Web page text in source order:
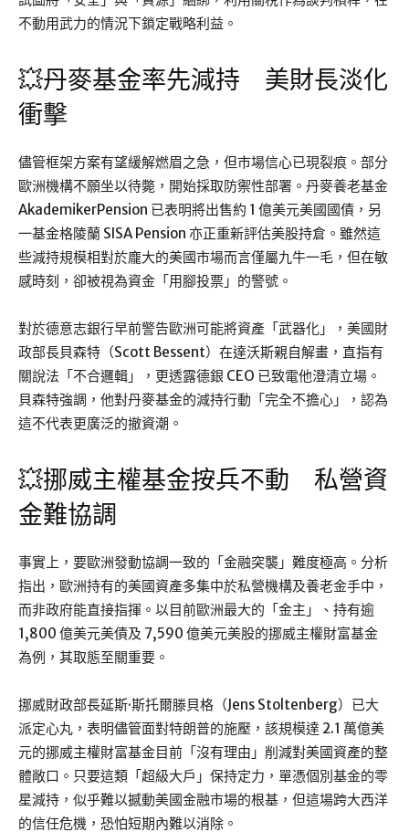
不動用武力的情況下鎖定戰略利益。
💥丹麥基金率先減持 美財長淡化
衝擊
儘管框架方案有望緩解燃眉之急，但市場信心已現裂痕。部分
歐洲機構不願坐以待斃，開始採取防禦性部署。丹麥養老基金
AkademikerPension 已表明將出售約 1 億美元美國國債，另
一基金格陵蘭 SISA Pension 亦正重新評估美股持倉。雖然這
些減持規模相對於龐大的美國市場而言僅屬九牛一毛，但在敏
感時刻，卻被視為資金「用腳投票」的警號。
對於德意志銀行早前警告歐洲可能將資產「武器化」，美國財
政部長貝森特（Scott Bessent）在達沃斯親自解畫，直指有
關說法「不合邏輯」，更透露德銀 CEO 已致電他澄清立場。
貝森特強調，他對丹麥基金的減持行動「完全不擔心」，認為
這不代表更廣泛的撤資潮。
💥挪威主權基金按兵不動 私營資
金難協調
事實上，要歐洲發動協調一致的「金融突襲」難度極高。分析
指出，歐洲持有的美國資產多集中於私營機構及養老金手中，
而非政府能直接指揮。以目前歐洲最大的「金主」、持有逾
1,800 億美元美債及 7,590 億美元美股的挪威主權財富基金
為例，其取態至關重要。
挪威財政部長延斯·斯托爾滕貝格（Jens Stoltenberg）已大
派定心丸，表明儘管面對特朗普的施壓，該規模達 2.1 萬億美
元的挪威主權財富基金目前「沒有理由」削減對美國資產的整
體敞口。只要這類「超級大戶」保持定力，單憑個別基金的零
星減持，似乎難以撼動美國金融市場的根基，但這場跨大西洋
的信任危機，恐怕短期內難以消除。